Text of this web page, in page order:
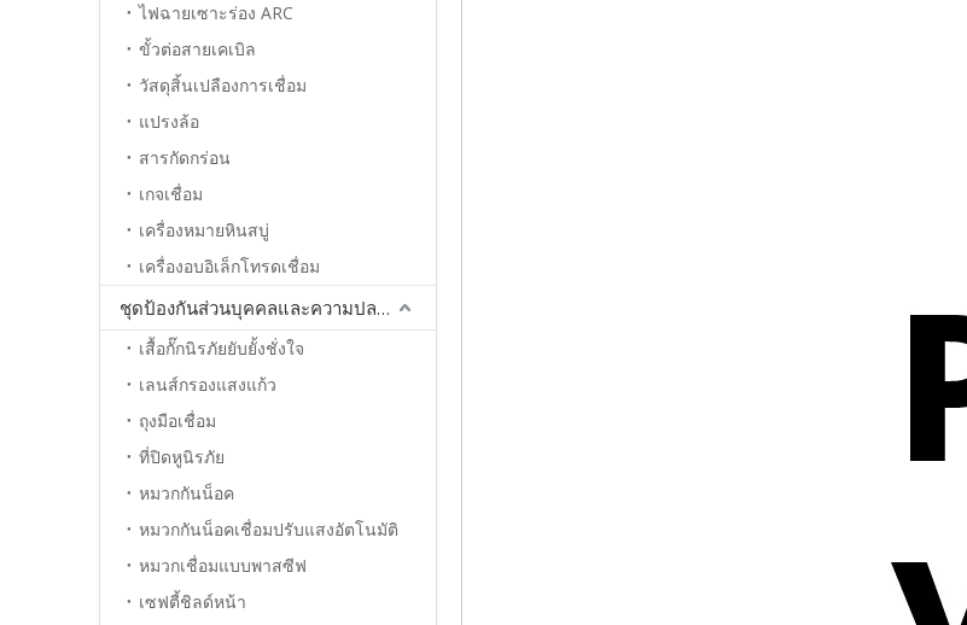
ไฟฉายเซาะร่อง ARC
ขั้วต่อสายเคเบิล
วัสดุสิ้นเปลืองการเชื่อม
แปรงล้อ
สารกัดกร่อน
เกจเชื่อม
เครื่องหมายหินสบู่
เครื่องอบอิเล็กโทรดเชื่อม
ชุดป้องกันส่วนบุคคลและความปลอดภัย
เสื้อกั๊กนิรภัยยับยั้งชั่งใจ
เลนส์กรองแสงแก้ว
ถุงมือเชื่อม
ที่ปิดหูนิรภัย
หมวกกันน็อค
หมวกกันน็อคเชื่อมปรับแสงอัตโนมัติ
หมวกเชื่อมแบบพาสซีฟ
เซฟตี้ชิลด์หน้า